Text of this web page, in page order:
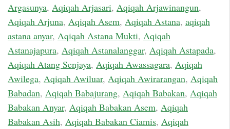
Argasunya, Aqiqah Arjasari, Aqiqah Arjawinangun,
Aqiqah Arjuna, Aqiqah Asem, Aqiqah Astana, aqiqah
astana anyar, Aqiqah Astana Mukti, Aqiqah
Astanajapura, Aqiqah Astanalanggar, Aqiqah Astapada,
Aqiqah Atang Senjaya, Aqiqah Awassagara, Aqiqah
Awilega, Aqiqah Awiluar, Aqiqah Awirarangan, Aqiqah
Babadan, Aqiqah Babajurang, Aqiqah Babakan, Aqiqah
Babakan Anyar, Aqiqah Babakan Asem, Aqiqah
Babakan Asih, Aqiqah Babakan Ciamis, Aqiqah